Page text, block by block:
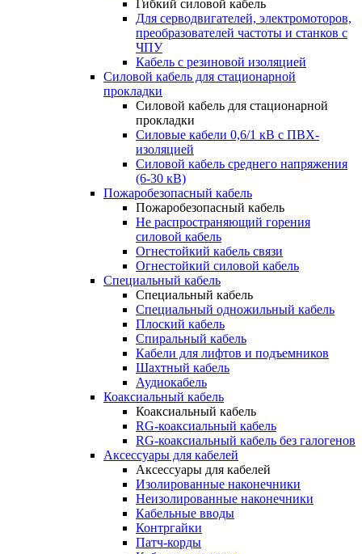
Гибкий силовой кабель
Для серводвигателей, электромоторов,
преобразователей частоты и станков с
ЧПУ
Кабель с резиновой изоляцией
Силовой кабель для стационарной
прокладки
Силовой кабель для стационарной
прокладки
Силовые кабели 0,6/1 кВ с ПВХ-
изоляцией
Силовой кабель среднего напряжения
(6-30 кВ)
Пожаробезопасный кабель
Пожаробезопасный кабель
Не распространяющий горения
силовой кабель
Огнестойкий кабель связи
Огнестойкий силовой кабель
Специальный кабель
Специальный кабель
Специальный одножильный кабель
Плоский кабель
Спиральный кабель
Кабели для лифтов и подъемников
Шахтный кабель
Аудиокабель
Коаксиальный кабель
Коаксиальный кабель
RG-коаксиальный кабель
RG-коаксиальный кабель без галогенов
Аксессуары для кабелей
Аксессуары для кабелей
Изолированные наконечники
Неизолированные наконечники
Кабельные вводы
Контргайки
Патч-корды